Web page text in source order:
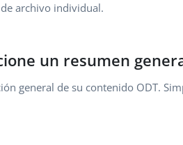
archivo individual.
un resumen
general de su contenido ODT.